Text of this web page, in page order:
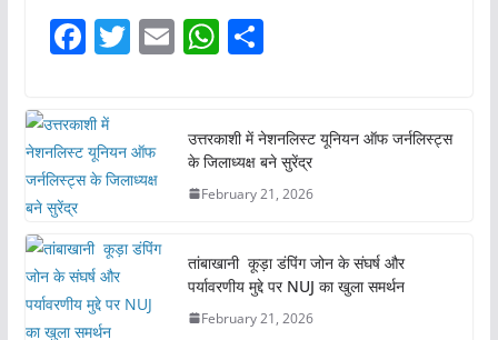
F
c
e
b
o
k
T
er
E W
s
A
p
p
S
e
उत्तरकाशी में नेशनलिस्ट यूनियन ऑफ जर्नलिस्ट्स
के जिलाध्यक्ष बने सुरेंद्र
February 21, 2026
तांबाखानी कूड़ा डंपिंग जोन के संघर्ष और
पर्यावरणीय मुद्दे पर NUJ का खुला समर्थन
February 21, 2026